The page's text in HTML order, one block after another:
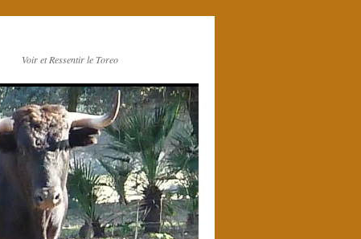
Voir et Ressentir le Toreo